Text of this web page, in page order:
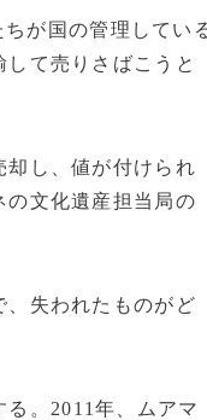
ちが国の管理してい
て売りさばこうと
却し、値が付けられ
の文化遺産担当局の
失われたものがど
る。2011年、ムアマ